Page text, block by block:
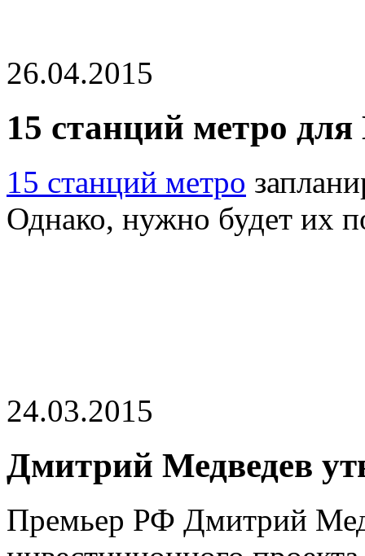
26.04.2015
15 станций метро
15 станций метро
Однако, нужно будет их
24.03.2015
Дмитрий Медведев
Премьер РФ Дмитрий